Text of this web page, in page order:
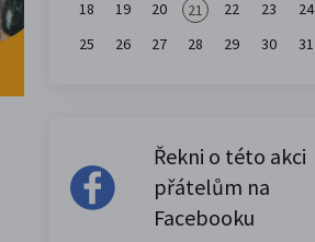
18
19 20 21 22 23
24
25
26 27 28 29 30 31
Řekni o této akci
přátelům na
Facebooku